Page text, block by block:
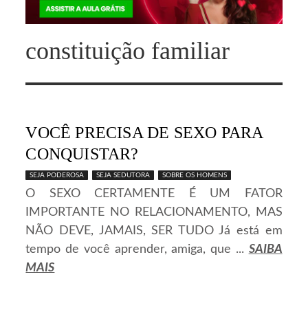
constituição familiar
VOCÊ PRECISA DE SEXO PARA
CONQUISTAR?
SEJA PODEROSA SEJA SEDUTORA SOBRE OS HOMENS
O SEXO CERTAMENTE É UM FATOR
IMPORTANTE NO RELACIONAMENTO, MAS
NÃO DEVE, JAMAIS, SER TUDO Já está em
tempo de você aprender, amiga, que ... SAIBA
MAIS